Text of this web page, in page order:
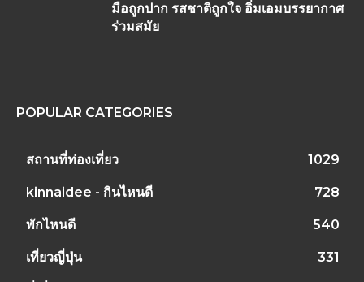
มือถูกปาก รสชาติถูกใจ อิ่มเอมบรรยากาศ
ร่วมสมัย
POPULAR CATEGORIES
สถานที่ท่องเที่ยว 1029
kinnaidee - กินไหนดี 728
พักไหนดี 540
เที่ยวญี่ปุ่น 331